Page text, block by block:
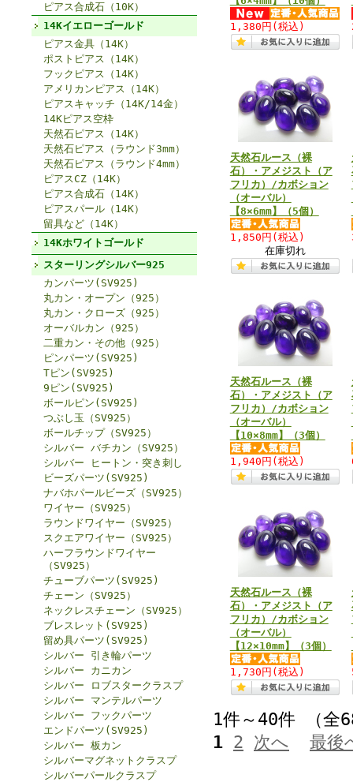
ピアス合成石（10K）
14Kイエローゴールド
ピアス金具（14K）
ポストピアス（14K）
フックピアス（14K）
アメリカンピアス（14K）
ピアスキャッチ（14K/14金）
14Kピアス空枠
天然石ピアス（14K）
天然石ピアス（ラウンド3mm）
天然石ピアス（ラウンド4mm）
ピアスCZ（14K）
ピアス合成石（14K）
ピアスパール（14K）
留具など（14K）
14Kホワイトゴールド
スターリングシルバー925
カンパーツ(SV925)
丸カン・オープン（925）
丸カン・クローズ（925）
オーバルカン（925）
二重カン・その他（925）
ピンパーツ(SV925)
Tピン(SV925)
9ピン(SV925)
ボールピン(SV925)
つぶし玉（SV925）
ボールチップ（SV925）
シルバー バチカン（SV925）
シルバー ヒートン・突き刺し
ビーズパーツ(SV925)
ナバホパールビーズ（SV925）
ワイヤー（SV925）
ラウンドワイヤー（SV925）
スクエアワイヤー（SV925）
ハーフラウンドワイヤー
（SV925）
チューブパーツ(SV925)
チェーン（SV925）
ネックレスチェーン（SV925）
ブレスレット(SV925)
留め具パーツ(SV925)
シルバー 引き輪パーツ
シルバー カニカン
シルバー ロブスタークラスプ
シルバー マンテルパーツ
シルバー フックパーツ
エンドパーツ(SV925)
シルバー 板カン
シルバーマグネットクラスプ
シルバーパールクラスプ
1,380円 (税込)
天然石ルース（裸
石）・アメジスト（ア
フリカ）/カボション
（オーバル）
【8×6mm】（5個）
1,850円 (税込)
在庫切れ
天然石ルース（裸
石）・アメジスト（ア
フリカ）/カボション
（オーバル）
【10×8mm】（3個）
1,940円 (税込)
天然石ルース（裸
石）・アメジスト（ア
フリカ）/カボション
（オーバル）
【12×10mm】（3個）
1,730円 (税込)
1件～40件 （
1 2 次へ 最後